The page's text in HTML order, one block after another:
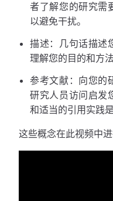
者了解您的研究需
以避免干扰。
描述：几句话描述
理解您的目的和方
参考文献：向您的
研究人员访问启发
和适当的引用实践是
这些概念在此视频中进